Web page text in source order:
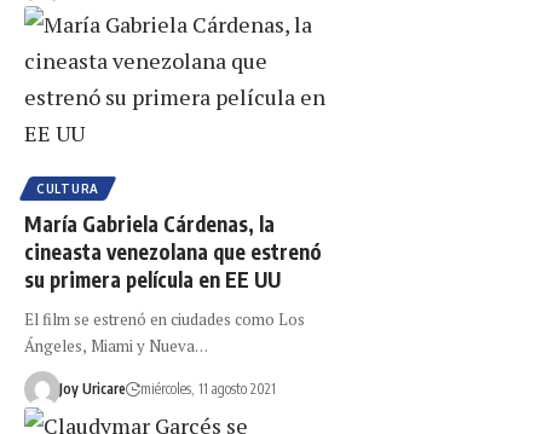
CULTURA
María Gabriela Cárdenas, la
cineasta venezolana que estrenó
su primera película en EE UU
El film se estrenó en ciudades como Los
Ángeles, Miami y Nueva…
Joy Uricare miércoles, 11 agosto 2021